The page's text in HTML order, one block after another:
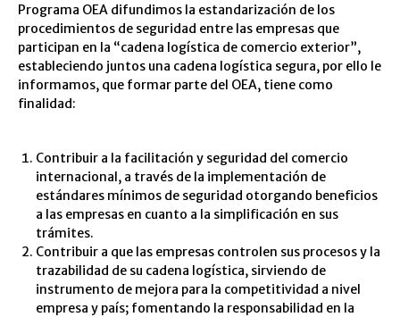
Programa OEA difundimos la estandarización de los
procedimientos de seguridad entre las empresas que
participan en la “cadena logística de comercio exterior”,
estableciendo juntos una cadena logística segura, por ello le
informamos, que formar parte del OEA, tiene como
finalidad:
Contribuir a la facilitación y seguridad del comercio
internacional, a través de la implementación de
estándares mínimos de seguridad otorgando beneficios
a las empresas en cuanto a la simplificación en sus
trámites.
Contribuir a que las empresas controlen sus procesos y la
trazabilidad de su cadena logística, sirviendo de
instrumento de mejora para la competitividad a nivel
empresa y país; fomentando la responsabilidad en la